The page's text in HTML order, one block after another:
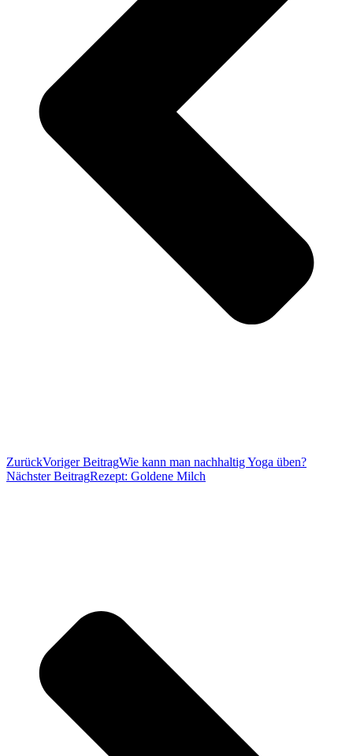
ZurückVoriger BeitragWie kann man nachhaltig Yoga üben?
Nächster BeitragRezept: Goldene Milch